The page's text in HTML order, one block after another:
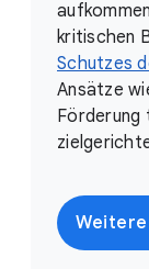
kritischen
Schutzes
Ansätze
Förderung